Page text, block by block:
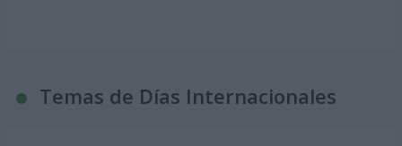
Temas de Días Internacionales